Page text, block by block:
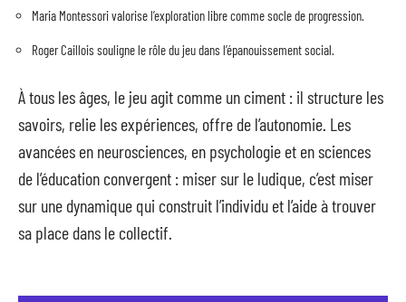
Maria Montessori valorise l’exploration libre comme socle de progression.
Roger Caillois souligne le rôle du jeu dans l’épanouissement social.
À tous les âges, le jeu agit comme un ciment : il structure les
savoirs, relie les expériences, offre de l’autonomie. Les
avancées en neurosciences, en psychologie et en sciences
de l’éducation convergent : miser sur le ludique, c’est miser
sur une dynamique qui construit l’individu et l’aide à trouver
sa place dans le collectif.